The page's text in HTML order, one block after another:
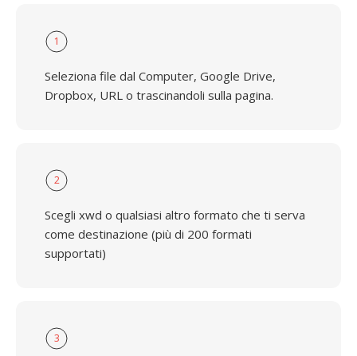
1
Seleziona file dal Computer, Google Drive,
Dropbox, URL o trascinandoli sulla pagina.
2
Scegli xwd o qualsiasi altro formato che ti serva
come destinazione (più di 200 formati
supportati)
3